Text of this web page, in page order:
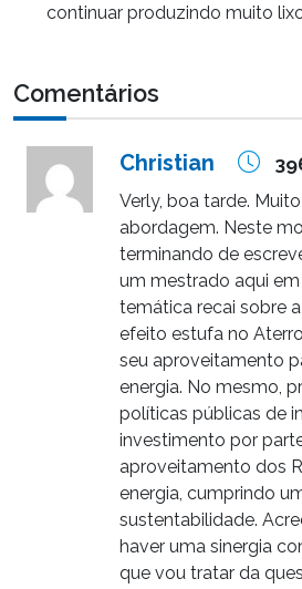
continuar produzindo muito
Comentários
Christian
Verly, boa tarde.
abordagem. Neste
terminando de
um mestrado aqui
temática recai sobre
efeito estufa no
seu aproveitamento
energia. No mesmo,
políticas públicas de
investimento por
aproveitamento dos
energia, cumprindo
sustentabilidade.
haver uma sinergia
que vou tratar da